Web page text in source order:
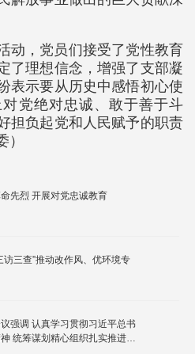
动，党员们接受了党性教育
了理想信念，增强了支部凝
表示要从历史中感悟初心使
党绝对忠诚、敢于善于斗
担负起党和人民赋予的职责
先烈 开展对党忠诚教育
访三查”推动改作风、优环境专
彻习近平总书
统筹谋划精心组织扎实推进主